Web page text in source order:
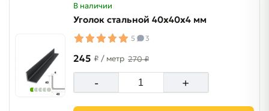
В наличии
Уголок стальной 40х40х4 мм
5 3
245 ₽ / метр 270 ₽
- +